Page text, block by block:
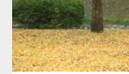
ダウンロード